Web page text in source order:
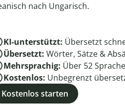
nach Ungarisch.
KI-unterstützt: Übersetzt
Übersetzt: Wörter, Sätze &
Mehrsprachig: Über 52
Kostenlos: Unbegrenzt
Kostenlos starten